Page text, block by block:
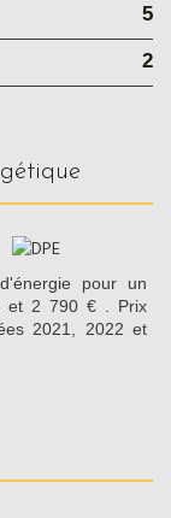
5
2
pour un
et 2 790 € . Prix
2021, 2022 et